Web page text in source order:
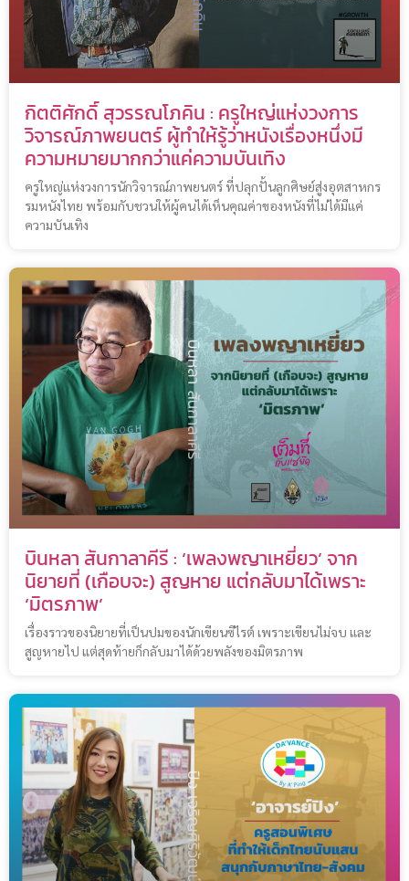
กิตติศักดิ์ สุวรรณโภคิน : ครูใหญ่แห่งวงการ
วิจารณ์ภาพยนตร์ ผู้ทำให้รู้ว่าหนังเรื่องหนึ่งมี
ความหมายมากกว่าแค่ความบันเทิง
ครูใหญ่แห่งวงการนักวิจารณ์ภาพยนตร์ ที่ปลุกปั้นลูกศิษย์สู่งอุตสาหกร
รมหนังไทย พร้อมกับชวนให้ผู้คนได้เห็นคุณค่าของหนังที่ไม่ได้มีแค่
ความบันเทิง
บินหลา สันกาลาคีรี : ‘เพลงพญาเหยี่ยว’ จาก
นิยายที่ (เกือบจะ) สูญหาย แต่กลับมาได้เพราะ
‘มิตรภาพ’
เรื่องราวของนิยายที่เป็นปมของนักเขียนซีไรต์ เพราะเขียนไม่จบ และ
สูญหายไป แต่สุดท้ายก็กลับมาได้ด้วยพลังของมิตรภาพ